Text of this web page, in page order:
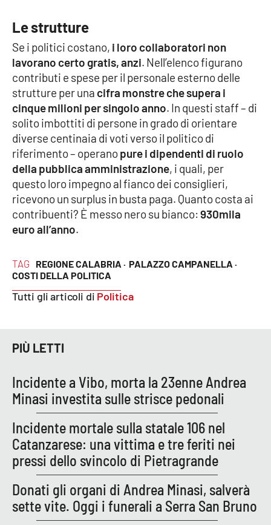
Lacplay.it
Lactv.it
Laconair.it
Lacitymag.it
Lacapitalenews.it
Ilreggino.it
Cosenzachannel.it
Ilvibonese.it
Catanzarochannel.it
APP
Apple
TAG REGIONE CALABRIA · PALAZZO CAMPANELLA ·
COSTI DELLA POLITICA
Tutti gli articoli di Politica
Le strutture
Se i politici costano, i loro collaboratori non
lavorano certo gratis, anzi. Nell’elenco figurano
contributi e spese per il personale esterno delle
strutture per una cifra monstre che supera i
cinque milioni per singolo anno. In questi staff – di
solito imbottiti di persone in grado di orientare
diverse centinaia di voti verso il politico di
riferimento – operanopure i dipendenti di ruolo
della pubblica amministrazione, i quali, per
questo loro impegno al fianco dei consiglieri,
ricevono un surplus in busta paga. Quanto costa ai
contribuenti? È messo nero su bianco:930mila
euro all’anno.
PIÙ LETTI
Incidente a Vibo, morta la 23enne Andrea
Minasi investita sulle strisce pedonali
Incidente mortale sulla statale 106 nel
Catanzarese: una vittima e tre feriti nei
pressi dello svincolo di Pietragrande
Donati gli organi di Andrea Minasi, salverà
sette vite. Oggi i funerali a Serra San Bruno